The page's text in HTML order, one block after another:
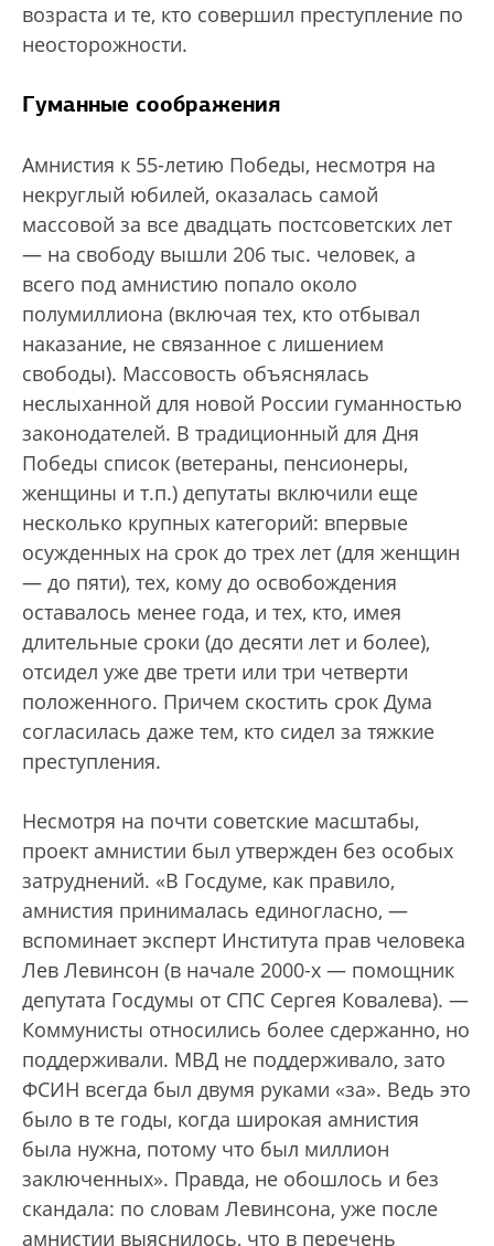
возраста и те, кто совершил преступление по
неосторожности.
Гуманные соображения
Амнистия к 55-летию Победы, несмотря на
некруглый юбилей, оказалась самой
массовой за все двадцать постсоветских лет
— на свободу вышли 206 тыс. человек, а
всего под амнистию попало около
полумиллиона (включая тех, кто отбывал
наказание, не связанное с лишением
свободы). Массовость объяснялась
неслыханной для новой России гуманностью
законодателей. В традиционный для Дня
Победы список (ветераны, пенсионеры,
женщины и т.п.) депутаты включили еще
несколько крупных категорий: впервые
осужденных на срок до трех лет (для женщин
— до пяти), тех, кому до освобождения
оставалось менее года, и тех, кто, имея
длительные сроки (до десяти лет и более),
отсидел уже две трети или три четверти
положенного. Причем скостить срок Дума
согласилась даже тем, кто сидел за тяжкие
преступления.
Несмотря на почти советские масштабы,
проект амнистии был утвержден без особых
затруднений. «В Госдуме, как правило,
амнистия принималась единогласно, —
вспоминает эксперт Института прав человека
Лев Левинсон (в начале 2000-х — помощник
депутата Госдумы от СПС Сергея Ковалева). —
Коммунисты относились более сдержанно, но
поддерживали. МВД не поддерживало, зато
ФСИН всегда был двумя руками «за». Ведь это
было в те годы, когда широкая амнистия
была нужна, потому что был миллион
заключенных». Правда, не обошлось и без
скандала: по словам Левинсона, уже после
амнистии выяснилось, что в перечень